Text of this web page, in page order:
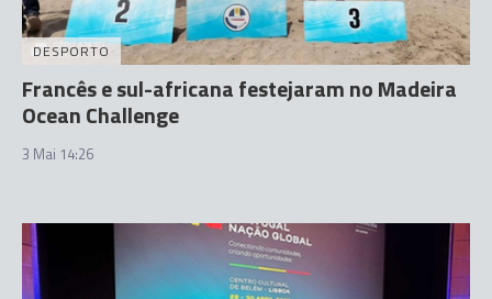
DESPORTO
Francês e sul-africana festejaram no Madeira
Ocean Challenge
3 Mai 14:26